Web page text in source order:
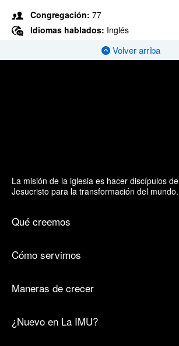
Congregación: 77
Idiomas hablados: Inglés
Volver arriba
La misión de la iglesia es hacer discípulos de
Jesucristo para la transformación del mundo.
Qué creemos
Cómo servimos
Maneras de crecer
¿Nuevo en La IMU?